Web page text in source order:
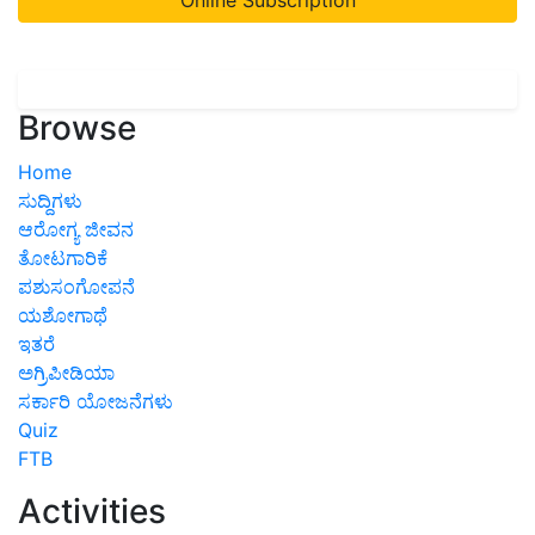
Browse
Home
ಸುದ್ದಿಗಳು
ಆರೋಗ್ಯ ಜೀವನ
ತೋಟಗಾರಿಕೆ
ಪಶುಸಂಗೋಪನೆ
ಯಶೋಗಾಥೆ
ಇತರೆ
ಅಗ್ರಿಪೀಡಿಯಾ
ಸರ್ಕಾರಿ ಯೋಜನೆಗಳು
Quiz
FTB
Activities